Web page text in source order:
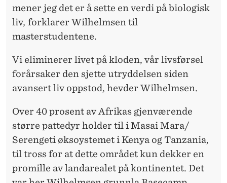
mener jeg det er å sette en verdi på biologisk
liv, forklarer Wilhelmsen til
masterstudentene.
Vi eliminerer livet på kloden, vår livsførsel
forårsaker den sjette utryddelsen siden
avansert liv oppstod, hevder Wilhelmsen.
Over 40 prosent av Afrikas gjenværende
større pattedyr holder til i Masai Mara/
Serengeti øksoystemet i Kenya og Tanzania,
til tross for at dette området kun dekker en
promille av landarealet på kontinentet. Det